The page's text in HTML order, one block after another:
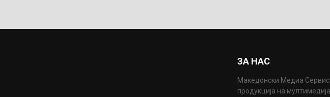
ЗА НАС
Македонски Медиа
продукција на